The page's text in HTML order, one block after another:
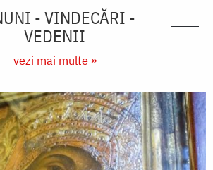
- VINDECĂRI -
VEDENII
vezi mai multe »